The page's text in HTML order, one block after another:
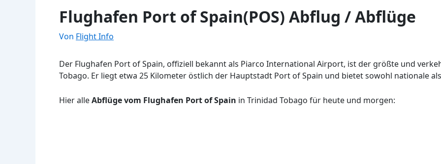
Flughafen Port of Spain(POS) Abflug / Abflüge
Von Flight Info
Der Flughafen Port of Spain, offiziell bekannt als Piarco International Airport, ist der größte und
Tobago. Er liegt etwa 25 Kilometer östlich der Hauptstadt Port of Spain und bietet sowohl nationale
Hier alleAbflüge vom Flughafen Port of Spain in Trinidad Tobago für heute und morgen: